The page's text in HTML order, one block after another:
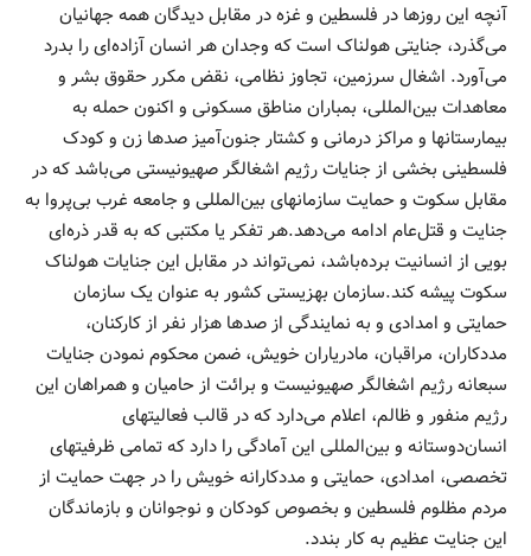
آنچه این روزها در فلسطین و غزه در مقابل دیدگان همه جهانیان
می‌گذرد، جنایتی هولناک است که وجدان هر انسان آزاده‌ای را بدرد
می‌آورد. اشغال سرزمین، تجاوز نظامی، نقض مکرر حقوق بشر و
معاهدات بین‌المللی، بمباران مناطق مسکونی و اکنون حمله به
بیمارستانها و مراکز درمانی و کشتار جنون‌آمیز صدها زن و کودک
فلسطینی بخشی از جنایات رژیم اشغالگر صهیونیستی می‌باشد که در
مقابل سکوت و حمایت سازمانهای بین‌المللی و جامعه غرب بی‌پروا به
جنایت و قتل‌عام ادامه می‌دهد.هر تفکر یا مکتبی که به قدر ذره‌ای
بویی از انسانیت برده‌باشد، نمی‌تواند در مقابل این جنایات هولناک
سکوت پیشه کند.سازمان بهزیستی کشور به عنوان یک سازمان
حمایتی و امدادی و به نمایندگی از صدها هزار نفر از کارکنان،
مددکاران، مراقبان، مادریاران خویش، ضمن محکوم نمودن جنایات
سبعانه رژیم اشغالگر صهیونیست و برائت از حامیان و همراهان این
رژیم منفور و ظالم، اعلام می‌دارد که در قالب فعالیتهای
انسان‌دوستانه و بین‌المللی این آمادگی را دارد که تمامی ظرفیتهای
تخصصی، امدادی، حمایتی و مددکارانه خویش را در جهت حمایت از
مردم مظلوم فلسطین و بخصوص کودکان و نوجوانان و بازماندگان
این جنایت عظیم به کار بندد.